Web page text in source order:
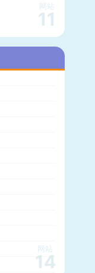
网站
11
网站
14